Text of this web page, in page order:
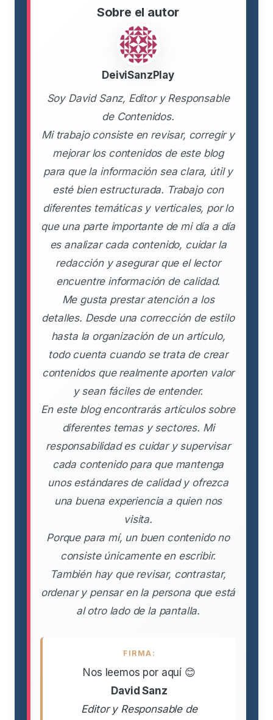
Sobre el autor
DeiviSanzPlay
Soy David Sanz, Editor y Responsable
de Contenidos.
Mi trabajo consiste en revisar, corregir y
mejorar los contenidos de este blog
para que la información sea clara, útil y
esté bien estructurada. Trabajo con
diferentes temáticas y verticales, por lo
que una parte importante de mi día a día
es analizar cada contenido, cuidar la
redacción y asegurar que el lector
encuentre información de calidad.
Me gusta prestar atención a los
detalles. Desde una corrección de estilo
hasta la organización de un artículo,
todo cuenta cuando se trata de crear
contenidos que realmente aporten valor
y sean fáciles de entender.
En este blog encontrarás artículos sobre
diferentes temas y sectores. Mi
responsabilidad es cuidar y supervisar
cada contenido para que mantenga
unos estándares de calidad y ofrezca
una buena experiencia a quien nos
visita.
Porque para mí, un buen contenido no
consiste únicamente en escribir.
También hay que revisar, contrastar,
ordenar y pensar en la persona que está
al otro lado de la pantalla.
FIRMA:
Nos leemos por aquí 😊
David Sanz
Editor y Responsable de